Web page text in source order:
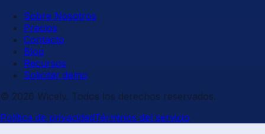
Sobre Nosotros
Precios
Contacto
Blog
Recursos
Solicitar demo
© 2026 Wicely. Todos los derechos reservados.
Política de privacidadTérminos del servicio